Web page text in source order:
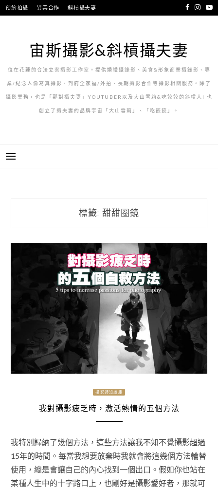
跳
至
預約拍攝 異業合作 斜槓攝夫妻
宙斯攝影&斜槓攝夫妻
位在花蓮的合法立案攝影工作室。提供婚禮攝錄影、美食&形象商業攝錄影、專
業/紀念人像寫真攝影、到府全家福/外拍、長期攝影合作等攝影相關服務。除了
攝影業務，也是「那對攝夫妻」YOUTUBER以及大山雪莉&吃餃餃的斜槓人! 也
創立了攝夫妻的品牌宇宙「大山雪莉」、「吃餃餃」。
標籤: 甜甜圈鏡
攝影師知識庫
我對攝影疲乏時，激活熱情的五個方法
我特別歸納了幾個方法，這些方法讓我不知不覺攝影超過
15年的時間。每當我想要放棄時我就會將這幾個方法輪替
使用，總是會讓自己的內心找到一個出口。假如你也站在
某種人生中的十字路口上，也剛好是攝影愛好者，那就可